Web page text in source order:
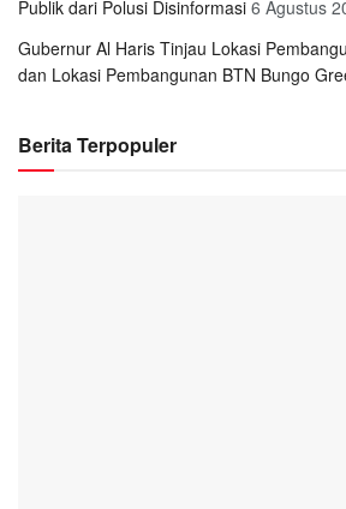
Publik dari Polusi Disinformasi 6 Agustus
Gubernur Al Haris Tinjau Lokasi
dan Lokasi Pembangunan BTN Bungo
Berita Terpopuler